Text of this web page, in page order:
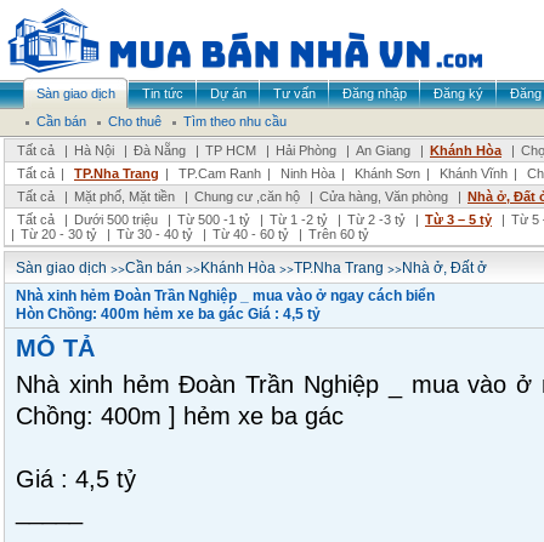
Sàn giao dịch Tin tức Dự án Tư vấn Đăng nhập Đăng ký
Đăng
Cần bán
Cho thuê
Tìm theo nhu cầu
Tất cả
| Hà Nội | Đà Nẵng | TP HCM | Hải Phòng | An Giang | Khánh Hòa |
Tất cả | TP.Nha Trang | TP.Cam Ranh | Ninh Hòa | Khánh Sơn | Khánh Vĩnh |
Tất cả
| Mặt phố, Mặt tiền | Chung cư ,căn hộ | Cửa hàng, Văn phòng | Nhà ở, Đất
Tất cả
| Dưới 500 triệu | Từ 500 -1 tỷ | Từ 1 -2 tỷ | Từ 2 -3 tỷ | Từ 3 – 5 tỷ | Từ 5
| Từ 20 - 30 tỷ | Từ 30 - 40 tỷ | Từ 40 - 60 tỷ | Trên 60 tỷ
Sàn giao dịch >>Cần bán >>Khánh Hòa >>TP.Nha Trang >>Nhà ở, Đất ở
Nhà xinh hẻm Đoàn Trần Nghiệp _ mua vào ở ngay cách biển
Hòn Chồng: 400m hẻm xe ba gác Giá : 4,5 tỷ
MÔ TẢ
Nhà xinh hẻm Đoàn Trần Nghiệp _ mua vào
Chồng: 400m ] hẻm xe ba gác
Giá : 4,5 tỷ